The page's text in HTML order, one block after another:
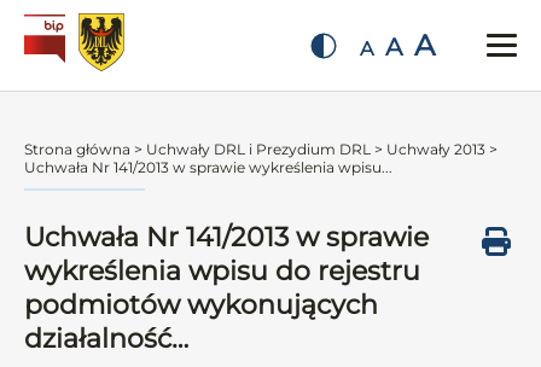
A A A
Strona główna > Uchwały DRL i Prezydium DRL > Uchwały 2013 >
Uchwała Nr 141/2013 w sprawie wykreślenia wpisu...
Uchwała Nr 141/2013 w sprawie
wykreślenia wpisu do rejestru
podmiotów wykonujących
działalność…